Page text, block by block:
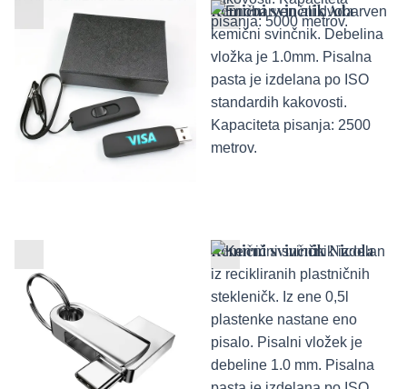
USB ključek LED
Anonymous
Kemični svinčnik Ada
Richard P.
Kemični svinčnik Nicola